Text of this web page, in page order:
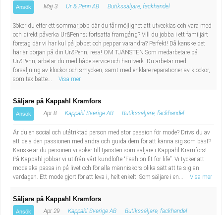
Ansök Maj 3 Ur & Penn AB Butikssäljare, fackhandel
Söker du efter ett sommarjobb där du får möjlighet att utvecklas och vara med
och direkt påverka Ur&Penns; fortsatta framgång? Vill du jobba i ett familjärt
företag där vi har kul på jobbet och peppar varandra? Perfekt! Då kanske det
här är början på din Ur&Penn; resa! OM TJÄNSTEN Som medarbetare på
Ur&Penn; arbetar du med både service och hantverk. Du arbetar med
försäljning av klockor och smycken, samt med enklare reparationer av klockor,
som tex batte...
Visa mer
Säljare på Kappahl Kramfors
Ansök Apr 8 Kappahl Sverige AB Butikssäljare, fackhandel
Är du en social och utåtriktad person med stor passion för mode? Drivs du av
att dela den passionen med andra och guida dem för att känna sig som bäst?
Kanske är du personen vi söker till tjänsten som säljare i Kappahl Kramfors!
På Kappahl jobbar vi utifrån vårt kundlöfte “Fashion fit for life”. Vi tycker att
mode ska passa in på livet och för alla människors olika sätt att ta sig an
vardagen. Ett mode gjort för att leva i, helt enkelt! Som säljare i en...
Visa mer
Säljare på Kappahl Kramfors
Ansök Apr 29 Kappahl Sverige AB Butikssäljare, fackhandel